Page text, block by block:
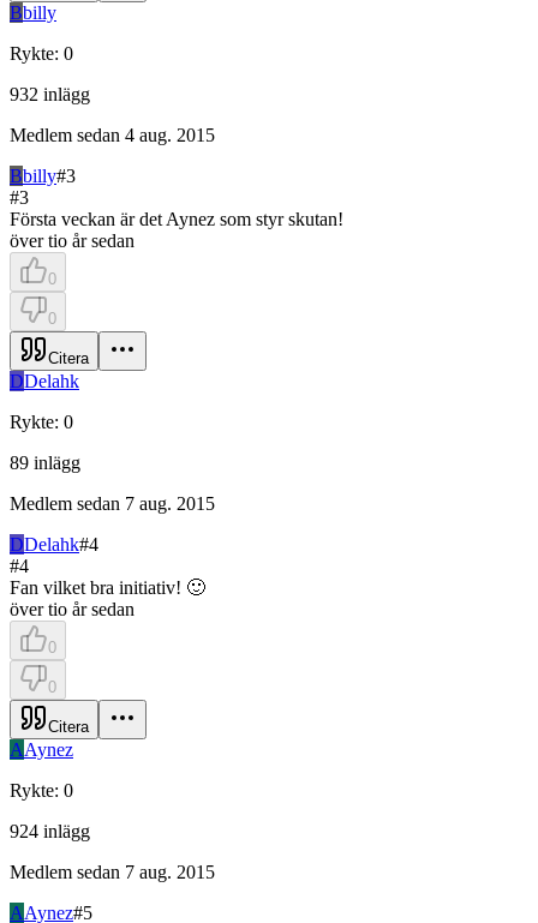
Bbilly
Rykte: 0
932 inlägg
Medlem sedan 4 aug. 2015
Bbilly#3
#3
Första veckan är det Aynez som styr skutan!
över tio år sedan
0
0
Citera
DDelahk
Rykte: 0
89 inlägg
Medlem sedan 7 aug. 2015
DDelahk#4
#4
Fan vilket bra initiativ! 🙂
över tio år sedan
0
0
Citera
AAynez
Rykte: 0
924 inlägg
Medlem sedan 7 aug. 2015
AAynez#5